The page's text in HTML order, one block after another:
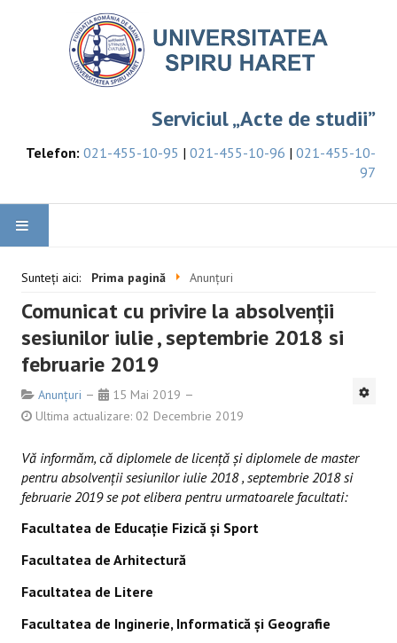
Serviciul „Acte de studii”
Telefon: 021-455-10-95 | 021-455-10-96 | 021-455-10-
97
ANUNȚURI
UTILE
ARHIVA
WWW.SPIRUHARET.RO
Sunteți aici: Prima pagină Anunțuri
Comunicat cu privire la absolvenţii
sesiunilor iulie , septembrie 2018 si
februarie 2019
Anunțuri
15 Mai 2019
Ultima actualizare: 02 Decembrie 2019
Vă informăm, că diplomele de licenţă şi diplomele de master
pentru absolvenţii sesiunilor iulie 2018 , septembrie 2018 si
februarie 2019 se pot elibera pentru urmatoarele facultati:
Facultatea de Educație Fizică și Sport
Facultatea de Arhitectură
Facultatea de Litere
Facultatea de Inginerie, Informatică şi Geografie